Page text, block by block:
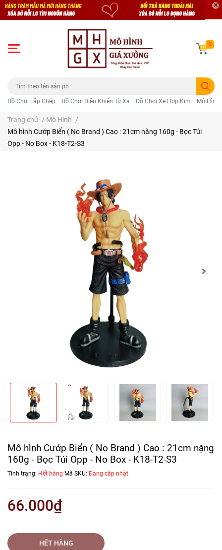
Đồ Chơi Lắp Ghép Đồ Chơi Điều Khiển Từ Xa Đồ Chơi Xe Hợp Kim Mô Hình
0
Trang chủ / Mô Hình /
Mô hình Cướp Biển ( No Brand ) Cao : 21cm nặng 160g - Bọc Túi
Opp - No Box - K18-T2-S3
Mô hình Cướp Biển ( No Brand ) Cao : 21cm nặng
160g - Bọc Túi Opp - No Box - K18-T2-S3
Tình trạng: Hết hàng Mã SKU: Đang cập nhật
66.000₫
HẾT HÀNG